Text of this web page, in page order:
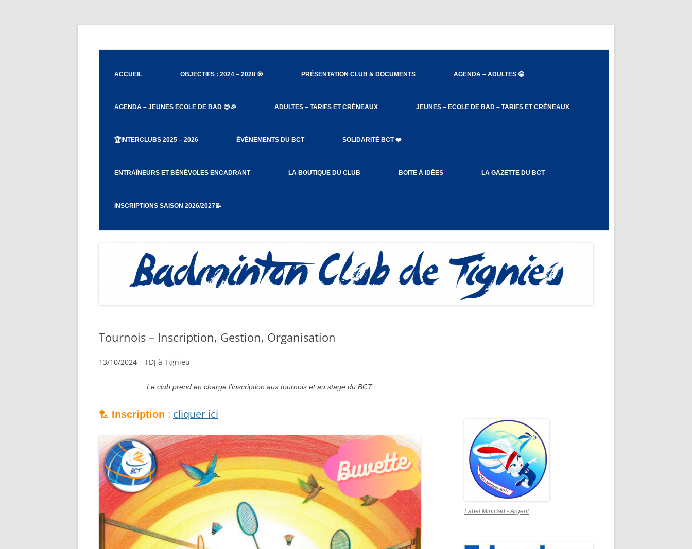
Aller
Badminton Club Tignieu
ACCUEIL OBJECTIFS : 2024 – 2028 🎯 PRÉSENTATION CLUB & DOCUMENTS
LE RÈGLEMENT INTÉRIEUR
ADULTES & JEUNES
PROCÉDURE
AGENDA – ADULTES 😁
AGENDA – JEUNES ECOLE DE BAD 😊🎉 ADULTES – TARIFS ET CRÉNEAUX JEUNES – ECOLE DE BAD – TARIFS ET CRÉNEAUX
🏆INTERCLUBS 2025 – 2026 ÉVÉNEMENTS DU BCT SOLIDARITÉ BCT ❤️
ENTRAÎNEURS ET BÉNÉVOLES ENCADRANT LA BOUTIQUE DU CLUB BOITE À IDÉES LA GAZETTE DU BCT
INSCRIPTIONS SAISON 2026/2027📝
Tournois – Inscription, Gestion, Organisation
13/10/2024 – TDJ à Tignieu
Le club prend en charge l’inscription aux tournois et au stage du BCT
🏸 Inscription : cliquer ici
Label MiniBad - Argent